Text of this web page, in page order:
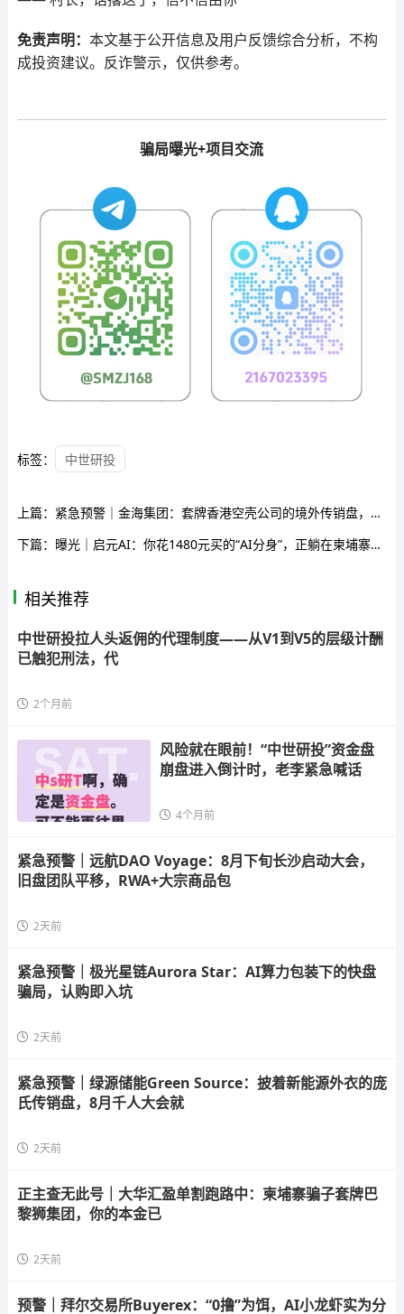
免责声明： 本文基于公开信息及用户反馈综合分析，不构
成投资建议。反诈警示，仅供参考。
骗局曝光+项目交流
标签： 中世研投
上篇： 紧急预警｜金海集团：套牌香港空壳公司的境外传销盘，日息0.38%的庞氏骗局正在崩盘倒计时
下篇： 曝光｜启元AI：你花1480元买的“AI分身”，正躺在柬埔寨骗子的服务器里帮你“数钱”
相关推荐
中世研投拉人头返佣的代理制度——从V1到V5的层级计酬
已触犯刑法，代
2个月前
风险就在眼前！“中世研投”资金盘
崩盘进入倒计时，老李紧急喊话
4个月前
紧急预警｜远航DAO Voyage：8月下旬长沙启动大会，
旧盘团队平移，RWA+大宗商品包
2天前
紧急预警｜极光星链Aurora Star：AI算力包装下的快盘
骗局，认购即入坑
2天前
紧急预警｜绿源储能Green Source：披着新能源外衣的庞
氏传销盘，8月千人大会就
2天前
正主查无此号｜大华汇盈单割跑路中：柬埔寨骗子套牌巴
黎狮集团，你的本金已
2天前
预警｜拜尔交易所Buyerex：“0撸”为饵，AI小龙虾实为分